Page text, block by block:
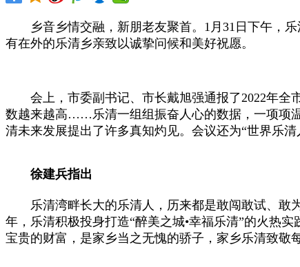
乡音乡情交融，新朋老友聚首。1月31日下午，乐
有在外的乐清乡亲致以诚挚问候和美好祝愿。
会上，市委副书记、市长戴旭强通报了2022年全
数越来越高……乐清一组组振奋人心的数据，一项项
清未来发展提出了许多真知灼见。会议还为“世界乐清
徐建兵指出
乐清湾畔长大的乐清人，历来都是敢闯敢试、敢为
年，乐清积极投身打造“醉美之城•幸福乐清”的火热
宝贵的财富，是家乡当之无愧的骄子，家乡乐清致敬